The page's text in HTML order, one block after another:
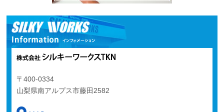
〒400-0334
山梨県南アルプス市藤田2582